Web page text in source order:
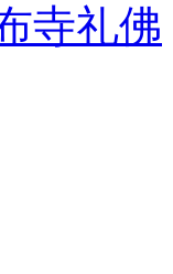
寺礼佛